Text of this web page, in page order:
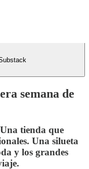
semana de
tienda que
Una silueta
y los grandes